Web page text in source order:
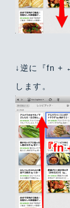
↓逆に『fn +
します。